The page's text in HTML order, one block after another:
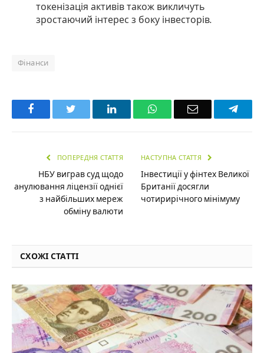
токенізація активів також викличуть
зростаючий інтерес з боку інвесторів.
Фінанси
Facebook LinkedInWhatsAppEmail
ПОПЕРЕДНЯ СТАТТЯ
НБУ виграв суд щодо
анулювання ліцензії однієї
з найбільших мереж
обміну валюти
НАСТУПНА СТАТТЯ
Інвестиції у фінтех Великої
Британії досягли
чотирирічного мінімуму
СХОЖІ СТАТТІ